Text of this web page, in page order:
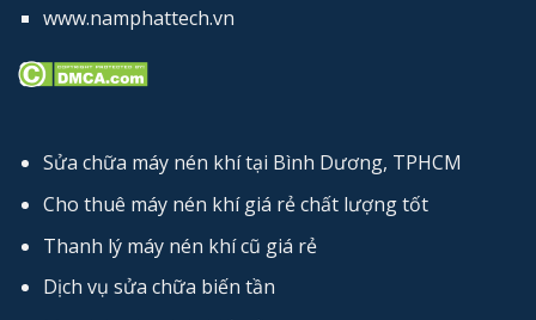
www.namphattech.vn
Sửa chữa máy nén khí tại Bình Dương, TPHCM
Cho thuê máy nén khí giá rẻ chất lượng tốt
Thanh lý máy nén khí cũ giá rẻ
Dịch vụ sửa chữa biến tần